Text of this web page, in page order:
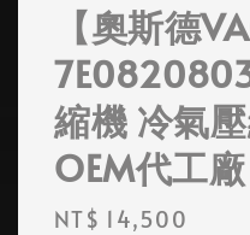
【奧斯德
縮機 冷氣
OEM代工廠
Regular
NT$ 14,500